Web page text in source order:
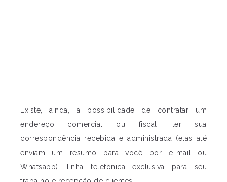
Existe, ainda, a possibilidade de contratar um
endereço comercial ou fiscal, ter sua
correspondência recebida e administrada (elas até
enviam um resumo para você por e-mail ou
Whatsapp), linha telefônica exclusiva para seu